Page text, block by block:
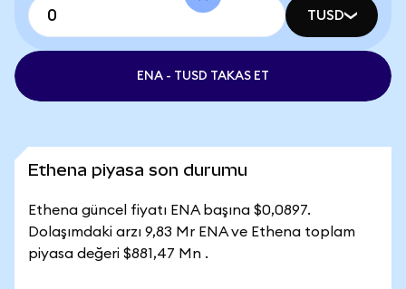
TUSD
ENA - TUSD TAKAS ET
Ethena piyasa son durumu
Ethena güncel fiyatı ENA başına $0,0897.
Dolaşımdaki arzı 9,83 Mr ENA ve Ethena toplam
piyasa değeri $881,47 Mn .